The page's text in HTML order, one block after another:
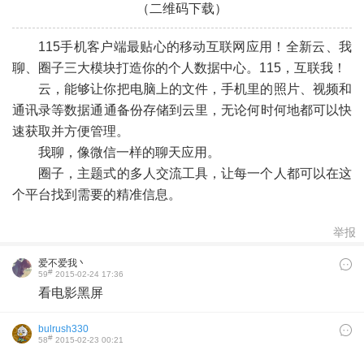
（二维码下载）
-
115手机客户端最贴心的移动互联网应用！全新云、我
聊、圈子三大模块打造你的个人数据中心。115，互联我！
云，能够让你把电脑上的文件，手机里的照片、视频和
通讯录等数据通通备份存储到云里，无论何时何地都可以快
速获取并方便管理。
我聊，像微信一样的聊天应用。
圈子，主题式的多人交流工具，让每一个人都可以在这
个平台找到需要的精准信息。
举报
爱不爱我丶
59# 2015-02-24 17:36
看电影黑屏
bulrush330
58# 2015-02-23 00:21